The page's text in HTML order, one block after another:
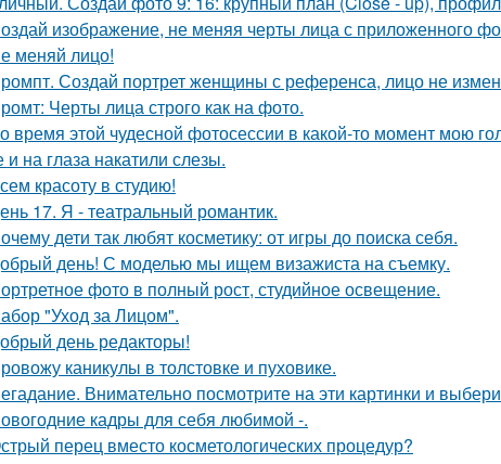
изображение, не меняя черты лица с приложенного
меняй лицо!
Создай портрет женщины с референса, лицо не
Черты лица строго как на фото.
время этой чудесной фотосессии в какой-то момент мою
и на глаза накатили слезы.
красоту в студию!
17. Я - театральный романтик.
дети так любят косметику: от игры до поиска себя.
день! С моделью мы ищем визажиста на съемку.
фото в полный рост, студийное освещение.
"Уход за Лицом".
день редакторы!
каникулы в толстовке и пуховике.
Внимательно посмотрите на эти картинки и
кадры для себя любимой -.
перец вместо косметологических процедур?